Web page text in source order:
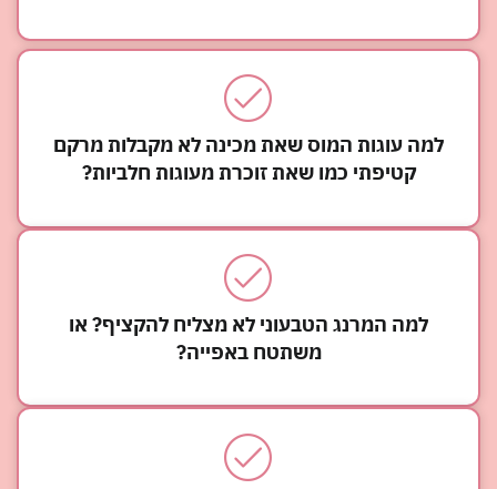
למה עוגות המוס שאת מכינה לא מקבלות מרקם
קטיפתי כמו שאת זוכרת מעוגות חלביות?
למה המרנג הטבעוני לא מצליח להקציף? או
משתטח באפייה?